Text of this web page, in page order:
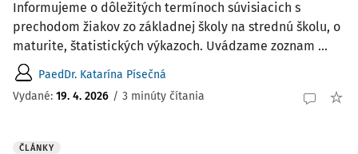
Informujeme o dôležitých termínoch súvisiacich s
prechodom žiakov zo základnej školy na strednú školu, o
maturite, štatistických výkazoch. Uvádzame zoznam ...
PaedDr. Katarína Písečná
Vydané: 19. 4. 2026 / 3 minúty čítania
ČLÁNKY